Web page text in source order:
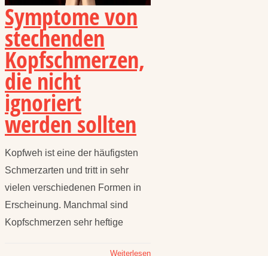
Symptome von
stechenden
Kopfschmerzen,
die nicht
ignoriert
werden sollten
Kopfweh ist eine der häufigsten
Schmerzarten und tritt in sehr
vielen verschiedenen Formen in
Erscheinung. Manchmal sind
Kopfschmerzen sehr heftige
Weiterlesen